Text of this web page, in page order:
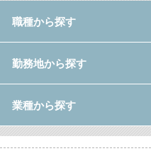
職種から探す
勤務地から探す
業種から探す